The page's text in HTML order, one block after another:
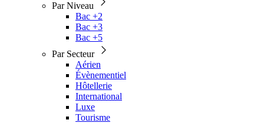
Par Niveau
Bac +2
Bac +3
Bac +5
Par Secteur
Aérien
Évènementiel
Hôtellerie
International
Luxe
Tourisme